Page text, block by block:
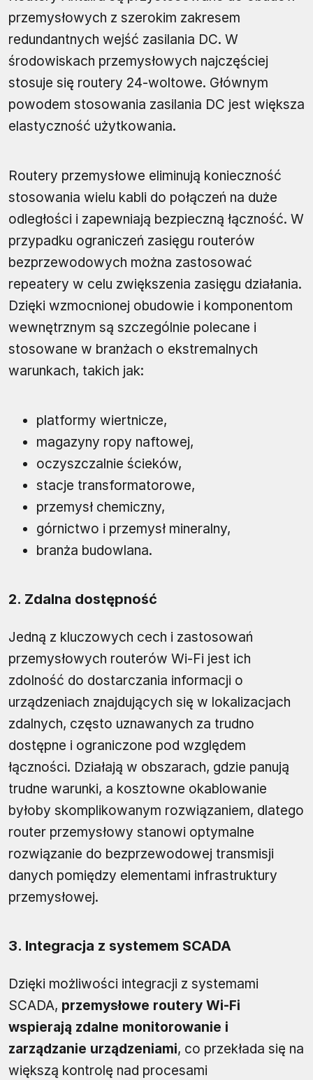
przemysłowych z szerokim zakresem
redundantnych wejść zasilania DC. W
środowiskach przemysłowych najczęściej
stosuje się routery 24-woltowe. Głównym
powodem stosowania zasilania DC jest większa
elastyczność użytkowania.
Routery przemysłowe eliminują konieczność
stosowania wielu kabli do połączeń na duże
odległości i zapewniają bezpieczną łączność. W
przypadku ograniczeń zasięgu routerów
bezprzewodowych można zastosować
repeatery w celu zwiększenia zasięgu działania.
Dzięki wzmocnionej obudowie i komponentom
wewnętrznym są szczególnie polecane i
stosowane w branżach o ekstremalnych
warunkach, takich jak:
platformy wiertnicze,
magazyny ropy naftowej,
oczyszczalnie ścieków,
stacje transformatorowe,
przemysł chemiczny,
górnictwo i przemysł mineralny,
branża budowlana.
2. Zdalna dostępność
Jedną z kluczowych cech i zastosowań
przemysłowych routerów Wi-Fi jest ich
zdolność do dostarczania informacji o
urządzeniach znajdujących się w lokalizacjach
zdalnych, często uznawanych za trudno
dostępne i ograniczone pod względem
łączności. Działają w obszarach, gdzie panują
trudne warunki, a kosztowne okablowanie
byłoby skomplikowanym rozwiązaniem, dlatego
router przemysłowy stanowi optymalne
rozwiązanie do bezprzewodowej transmisji
danych pomiędzy elementami infrastruktury
przemysłowej.
3. Integracja z systemem SCADA
Dzięki możliwości integracji z systemami
SCADA, przemysłowe routery Wi-Fi
wspierają zdalne monitorowanie i
zarządzanie urządzeniami, co przekłada się na
większą kontrolę nad procesami